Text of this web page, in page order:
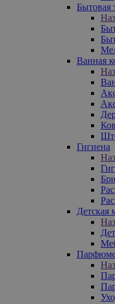
Бытовая
Ванная
Гигиена
Детская